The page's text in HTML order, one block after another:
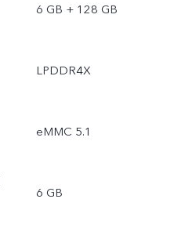
6 GB + 128 GB
LPDDR4X
eMMC 5.1
6 GB